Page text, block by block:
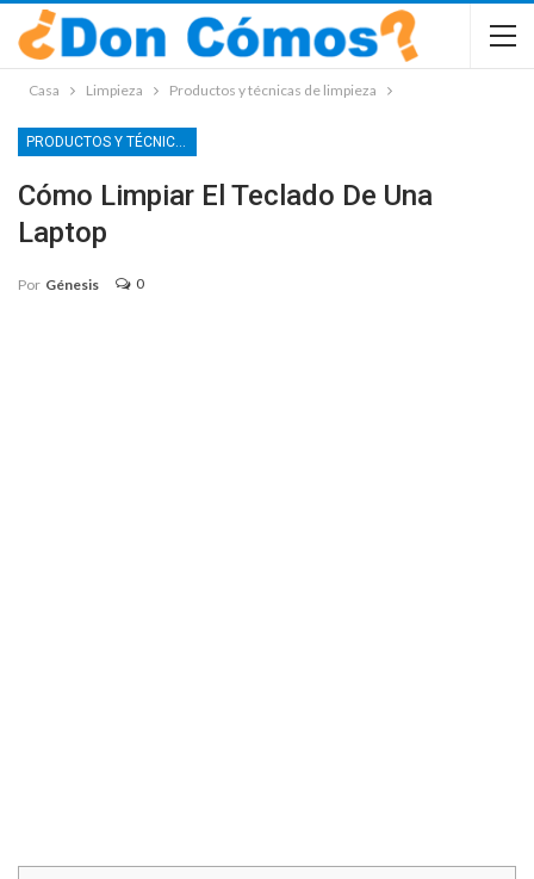
Casa Limpieza Productos y técnicas de limpieza
PRODUCTOS Y TÉCNICAS DE LIMPIEZA
Cómo Limpiar El Teclado De Una
Laptop
Por Génesis 0